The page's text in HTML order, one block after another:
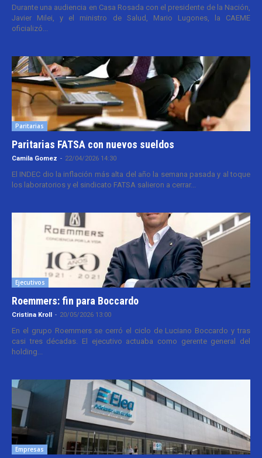
Durante una audiencia en Casa Rosada con el presidente de la Nación,
Javier Milei, y el ministro de Salud, Mario Lugones, la CAEME
oficializó...
Paritarias
Paritarias FATSA con nuevos sueldos
Camila Gomez - 22/04/2026 14:30
El INDEC dio la inflación más alta del año la semana pasada y al toque
los laboratorios y el sindicato FATSA salieron a cerrar...
Ejecutivos
Roemmers: fin para Boccardo
Cristina Kroll - 20/05/2026 13:00
En el grupo Roemmers se cerró el ciclo de Luciano Boccardo y tras
casi tres décadas. El ejecutivo actuaba como gerente general del
holding...
Empresas